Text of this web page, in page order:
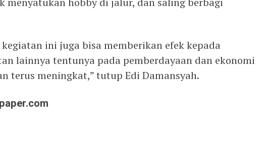
ini juga bisa memberikan efek kepada
lainnya tentunya pada pemberdayaan dan ekonomi
terus meningkat,” tutup Edi Damansyah.